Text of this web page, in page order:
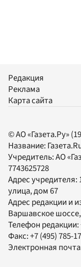
Редакция
Реклама
Карта сайта
© АО «Газета.Ру»
Название:
Учредитель:АО
7743625728
Адрес учредителя:
улица, дом 67
Адрес редакции и
Варшавское
Телефон редакции:
Факс:+7 (495) 785-
Электронная